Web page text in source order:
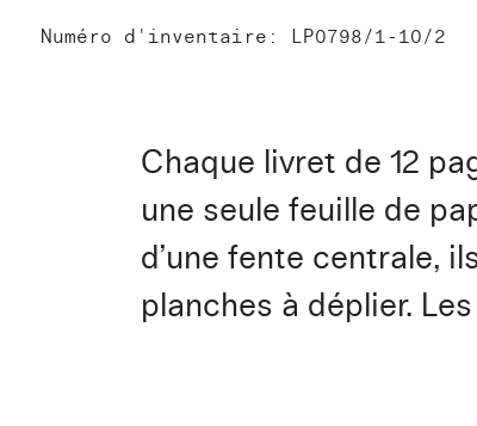
Numéro d'inventaire: LP0798/1-10/2
Chaque livret de 12
une seule feuille de
d’une fente centrale,
planches à déplier.